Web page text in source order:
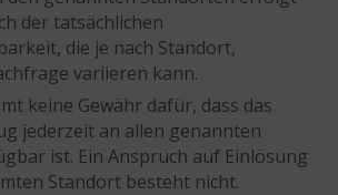
der tatsächlichen
die je nach Standort,
variieren kann.
keine Gewähr dafür, dass das
jederzeit an allen genannten
ist. Ein Anspruch auf Einlösung
Standort besteht nicht.